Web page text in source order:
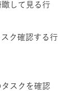
して見る行
ク確認する行
スクを確認